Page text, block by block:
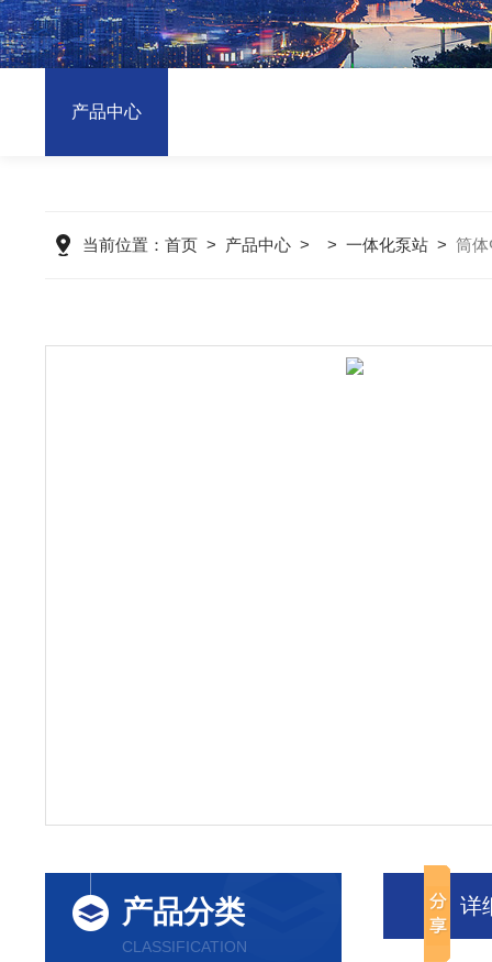
产品中心
当前位置： 首页> 产品中心> > 一体化泵站> 筒
产品分类
CLASSIFICATION
详